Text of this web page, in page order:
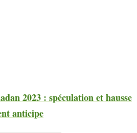
2023 : spéculation et hausse
anticipe